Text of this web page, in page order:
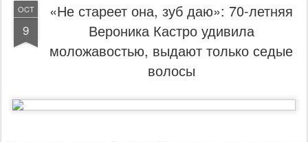
OCT
9
«Не стареет она, зуб даю»: 70-летняя
Вероника Кастро удивила
моложавостью, выдают только седые
волосы